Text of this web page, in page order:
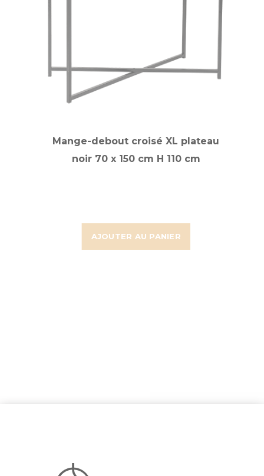
AJOUTER AU PANIER
Mange-debout croisé XL plateau
noir 70 x 150 cm H 110 cm